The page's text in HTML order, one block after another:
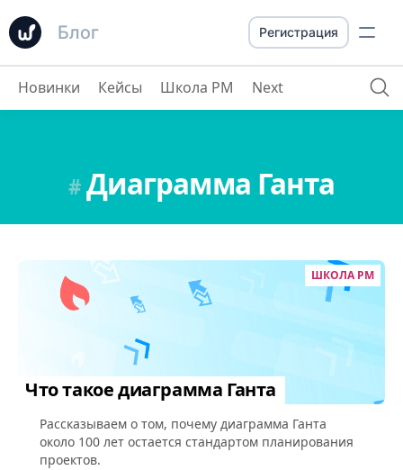
Блог Регистрация
Новинки Кейсы Школа PM Next
#Диаграмма Ганта
ШКОЛА PM
Что такое диаграмма Ганта
Рассказываем о том, почему диаграмма Ганта
около 100 лет остается стандартом планирования
проектов.